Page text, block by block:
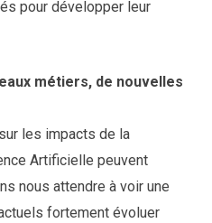
pour développer leur
métiers, de nouvelles
les impacts de la
Artificielle peuvent
nous attendre à voir une
fortement évoluer